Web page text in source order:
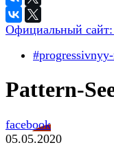
Официальный сайт:
Pattern-
facebook
05.05.2020